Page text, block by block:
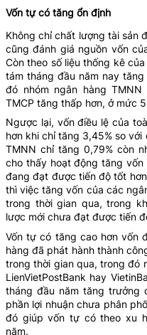
Vốn tự có tăng ổn định
Không chỉ chất lượng tài sản
cũng đánh giá nguồn vốn
Còn theo số liệu thống kê
tám tháng đầu năm nay
đó nhóm ngân hàng
TMCP tăng thấp hơn, ở mức
Ngược lại, vốn điều lệ của
hơn khi chỉ tăng 3,45% so
TMNN chỉ tăng 0,79% còn
cho thấy hoạt động tăng vốn
đang đạt được tiến độ tốt
thì việc tăng vốn của các
trong thời gian qua, trong
lược mới chưa đạt được tiến
Vốn tự có tăng cao hơn vốn
hàng đã phát hành thành
trong thời gian qua, trong đó
LienVietPostBank hay
tháng đầu năm tăng trưởng
phần lợi nhuận chưa phân
đó giúp vốn tự có theo xu
năm.